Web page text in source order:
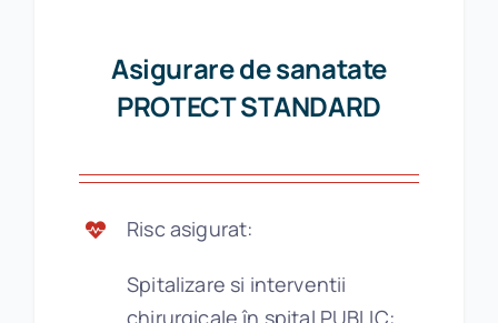
Asigurare de sanatate
PROTECT STANDARD
Risc asigurat:
Spitalizare si interventii